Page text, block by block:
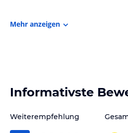
Mehr anzeigen
Informativste
Weiterempfehlung